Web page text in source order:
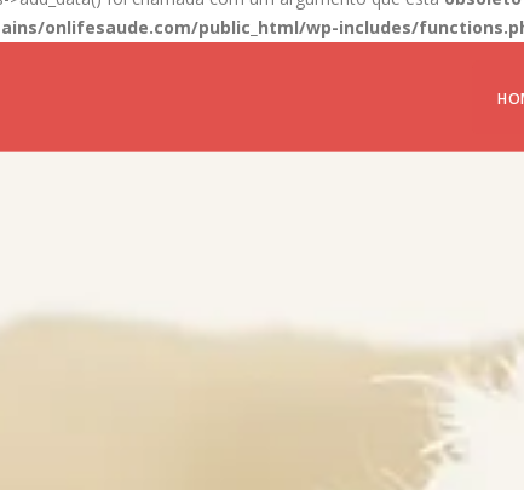
onlifesaude.com/public_html/wp-includes/